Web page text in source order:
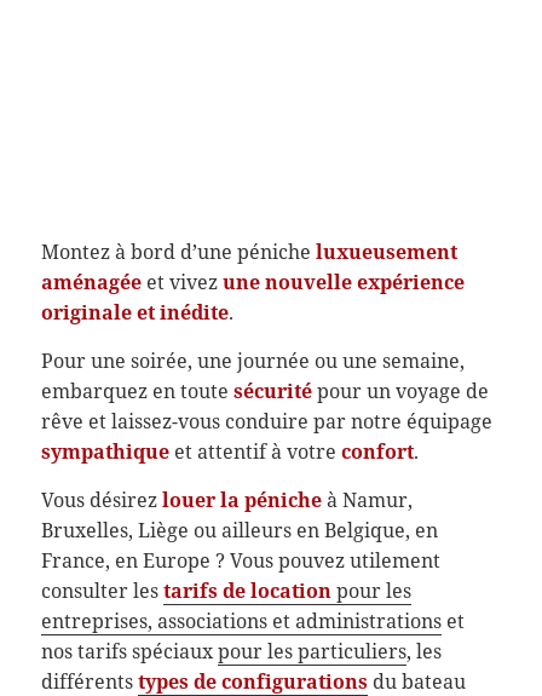
Montez à bord d’une pénicheluxueusement
aménagée et vivezune nouvelle expérience
originale et inédite.
Pour une soirée, une journée ou une semaine,
embarquez en toutesécuritépour un voyage de
rêve et laissez-vous conduire par notre équipage
sympathique et attentif à votreconfort.
Vous désirezlouer la pénicheà Namur,
Bruxelles, Liège ou ailleurs en Belgique, en
France, en Europe ? Vous pouvez utilement
consulter lestarifs de locationpour les
entreprises, associations et administrations et
nos tarifs spéciauxpour les particuliers, les
différentstypes de configurations du bateau